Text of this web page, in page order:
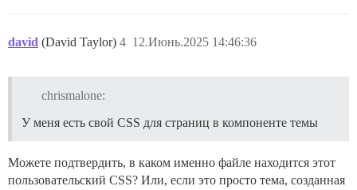
david (David Taylor) 12.Июнь.2025 14:46:36
4
chrismalone:
У меня есть свой CSS для страниц в компоненте темы
Можете подтвердить, в каком именно файле находится этот
пользовательский CSS? Или, если это просто тема, созданная